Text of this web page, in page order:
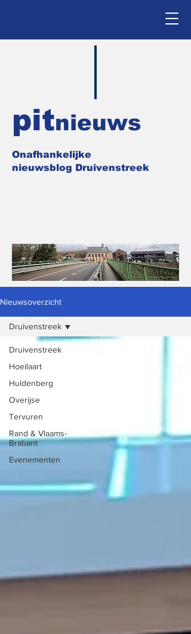
Onafhankelijke
nieuwsblog Druivenstreek
pitnieuws
Nieuwsoverzicht
Druivenstreek
Hoeilaart
Huldenberg
Overijse
Tervuren
Rand & Vlaams-
Brabant
Evenementen
Druivenstreek